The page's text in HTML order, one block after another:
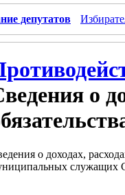
депутатов
о
о доходах,
служащих